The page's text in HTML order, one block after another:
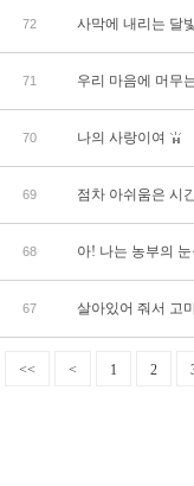
72 사막에 내리는 달
71 우리 마음에 머무
70 나의 사랑이여
69 점차 아쉬움은 시
68 아! 나는 농부의 눈
67 살아있어 줘서 고
<< < 1 2